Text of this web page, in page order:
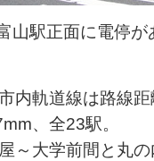
山駅正面に電停が
内軌道線は路線
、全23駅。
～大学前間と丸